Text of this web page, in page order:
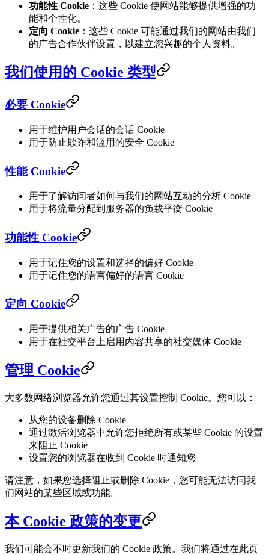
功能性 Cookie ：这些 Cookie 使网站能够提供增强的功
能和个性化。
定向 Cookie ：这些 Cookie 可能通过我们的网站由我们
的广告合作伙伴设置，以建立您兴趣的个人资料。
我们使用的 Cookie 类型
必要 Cookie
用于维护用户会话的会话 Cookie
用于防止欺诈和滥用的安全 Cookie
性能 Cookie
用于了解访问者如何与我们的网站互动的分析 Cookie
用于将流量分配到服务器的负载平衡 Cookie
功能性 Cookie
用于记住您的设置和选择的偏好 Cookie
用于记住您的语言偏好的语言 Cookie
定向 Cookie
用于提供相关广告的广告 Cookie
用于在社交平台上启用内容共享的社交媒体 Cookie
管理 Cookie
大多数网络浏览器允许您通过其设置控制 Cookie。您可以：
从您的设备删除 Cookie
通过激活浏览器中允许您拒绝所有或某些 Cookie 的设置
来阻止 Cookie
设置您的浏览器在收到 Cookie 时通知您
请注意，如果您选择阻止或删除 Cookie，您可能无法访问我
们网站的某些区域或功能。
本 Cookie 政策的变更
我们可能会不时更新我们的 Cookie 政策。我们将通过在此页